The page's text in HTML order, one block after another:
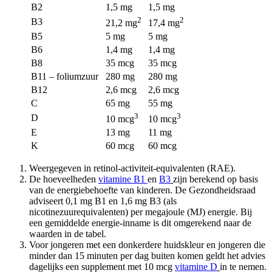
B2 1,5 mg
1,5 mg
B3
21,2 mg2 17,4 mg2
B5 5 mg
5 mg
B6
1,4 mg
1,4 mg
B8
35 mcg
35 mcg
B11 – foliumzuur
280 mg
280 mg
B12
2,6 mcg
2,6 mcg
C
65 mg
55 mg
D
10 mcg3 10 mcg3
E 13 mg
11 mg
K
60 mcg 60 mcg
Weergegeven in retinol-activiteit-equivalenten (RAE).
De hoeveelheden vitamine B1 en B3 zijn berekend op basis
van de energiebehoefte van kinderen. De Gezondheidsraad
adviseert 0,1 mg B1 en 1,6 mg B3 (als
nicotinezuurequivalenten) per megajoule (MJ) energie. Bij
een gemiddelde energie-inname is dit omgerekend naar de
waarden in de tabel.
Voor jongeren met een donkerdere huidskleur en jongeren die
minder dan 15 minuten per dag buiten komen geldt het advies
dagelijks een supplement met 10 mcg vitamine D in te nemen.